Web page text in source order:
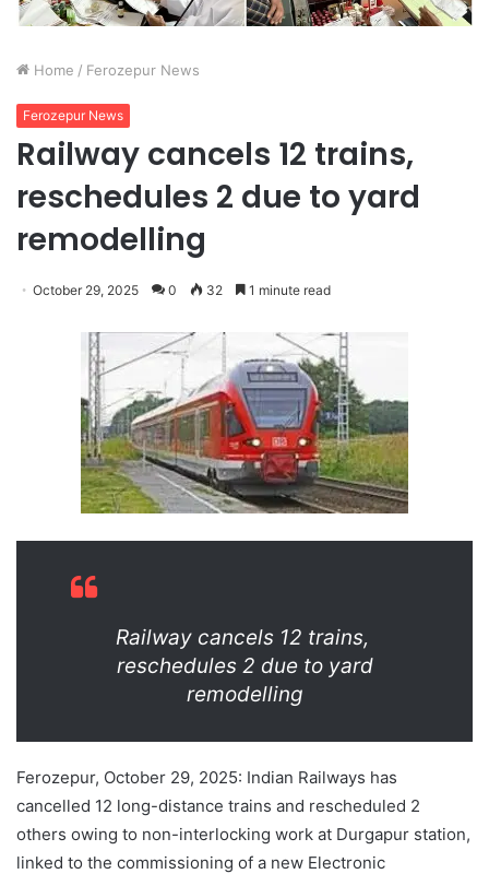
Home / Ferozepur News
Ferozepur News
Railway cancels 12 trains,
reschedules 2 due to yard
remodelling
October 29, 2025 0 32 1 minute read
Railway cancels 12 trains,
reschedules 2 due to yard
remodelling
Ferozepur, October 29, 2025: Indian Railways has
cancelled 12 long-distance trains and rescheduled 2
others owing to non-interlocking work at Durgapur station,
linked to the commissioning of a new Electronic